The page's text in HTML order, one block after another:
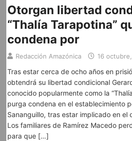
Otorgan libertad
“Thalía Tarapotina”
condena por
Redacción Amazónica 16
Tras estar cerca de ocho años en
obtendrá su libertad condicional
conocido popularmente como la
purga condena en el establecimiento
Sananguillo, tras estar implicado en el
Los familiares de Ramírez Macedo
para que […]